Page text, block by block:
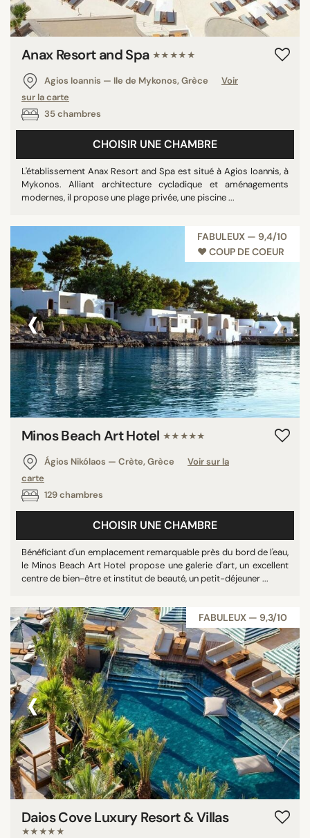
Anax Resort and Spa ★★★★★
Agios Ioannis — Ile de Mykonos, Grèce
Voir
sur la carte
35 chambres
CHOISIR UNE CHAMBRE
L'établissement Anax Resort and Spa est situé à Agios Ioannis, à
Mykonos. Alliant architecture cycladique et aménagements
modernes, il propose une plage privée, une piscine ...
FABULEUX — 9,4/10
♥︎ COUP DE COEUR
‹ ›
Minos Beach Art Hotel ★★★★★
Ágios Nikólaos — Crète, Grèce
Voir sur la
carte
129 chambres
CHOISIR UNE CHAMBRE
Bénéficiant d'un emplacement remarquable près du bord de l'eau,
le Minos Beach Art Hotel propose une galerie d'art, un excellent
centre de bien-être et institut de beauté, un petit-déjeuner ...
FABULEUX — 9,3/10
‹ ›
Daios Cove Luxury Resort & Villas
★★★★★